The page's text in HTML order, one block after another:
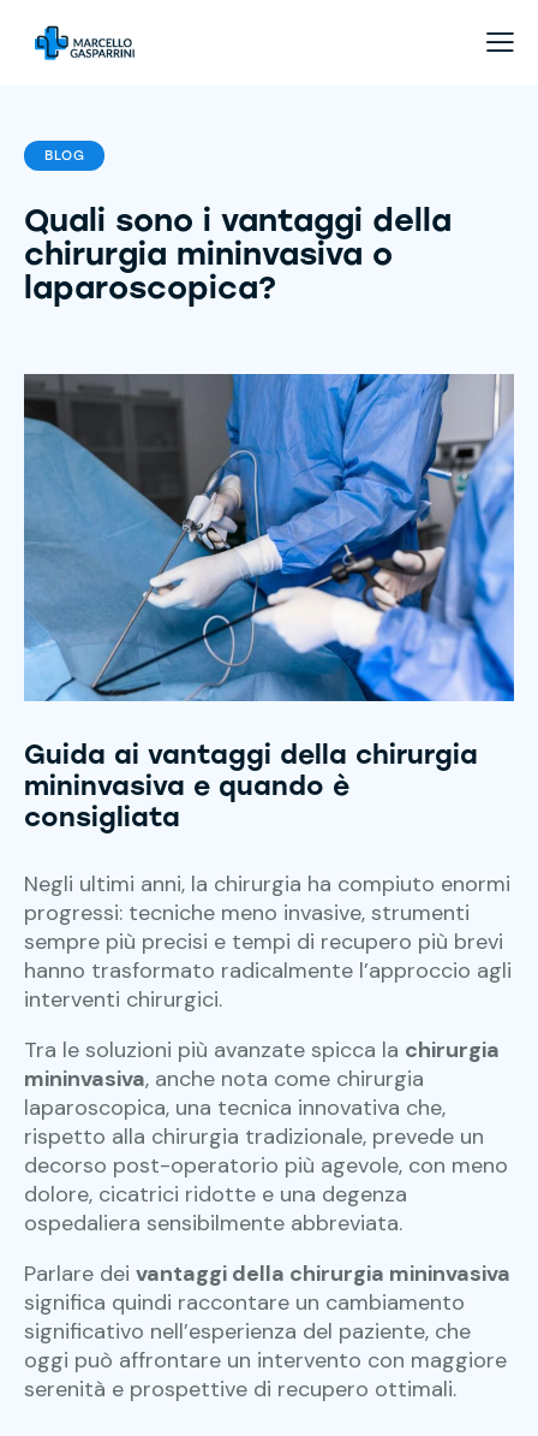
BLOG
Quali sono i vantaggi della
chirurgia mininvasiva o
laparoscopica?
Guida ai vantaggi della chirurgia
mininvasiva e quando è
consigliata
Negli ultimi anni, la chirurgia ha compiuto enormi
progressi: tecniche meno invasive, strumenti
sempre più precisi e tempi di recupero più brevi
hanno trasformato radicalmente l’approccio agli
interventi chirurgici.
Tra le soluzioni più avanzate spicca la chirurgia
mininvasiva, anche nota come chirurgia
laparoscopica, una tecnica innovativa che,
rispetto alla chirurgia tradizionale, prevede un
decorso post-operatorio più agevole, con meno
dolore, cicatrici ridotte e una degenza
ospedaliera sensibilmente abbreviata.
Parlare dei vantaggi della chirurgia mininvasiva
significa quindi raccontare un cambiamento
significativo nell’esperienza del paziente, che
oggi può affrontare un intervento con maggiore
serenità e prospettive di recupero ottimali.